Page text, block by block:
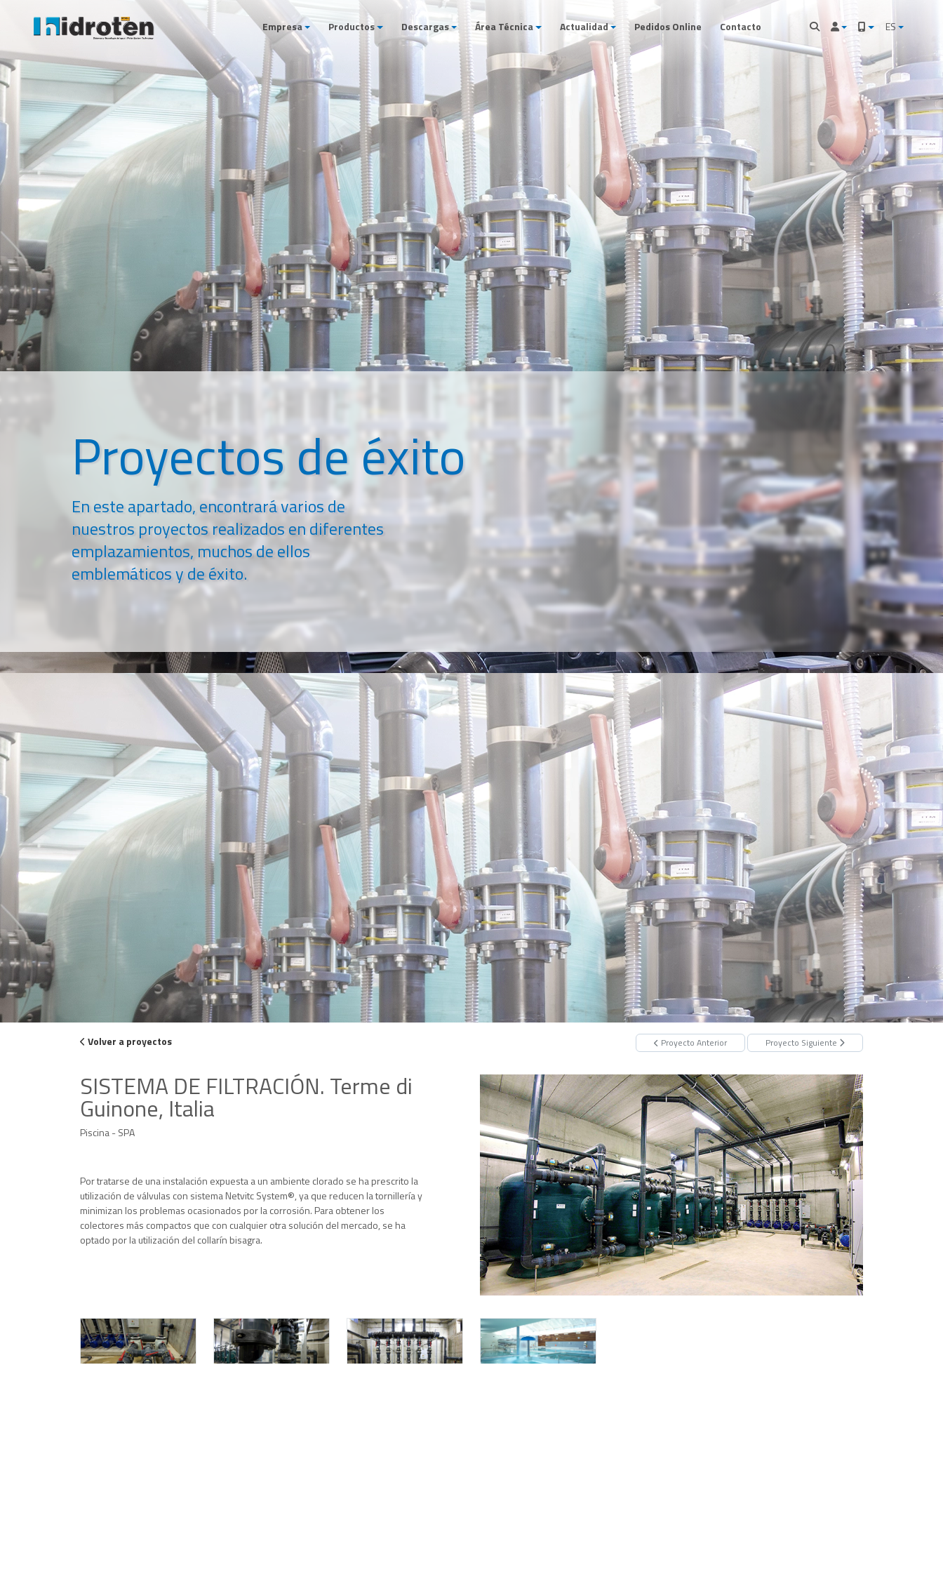
Empresa Productos Descargas Área Técnica Actualidad Pedidos Online Contacto ES
Proyectos de éxito
En este apartado, encontrará varios de
nuestros proyectos realizados en diferentes
emplazamientos, muchos de ellos
emblemáticos y de éxito.
Volver a proyectos Proyecto Anterior Proyecto Siguiente
SISTEMA DE FILTRACIÓN. Terme di
Guinone, Italia
Piscina - SPA
Por tratarse de una instalación expuesta a un ambiente clorado se ha prescrito la
utilización de válvulas con sistema Netvitc System®, ya que reducen la tornillería y
minimizan los problemas ocasionados por la corrosión. Para obtener los
colectores más compactos que con cualquier otra solución del mercado, se ha
optado por la utilización del collarín bisagra.